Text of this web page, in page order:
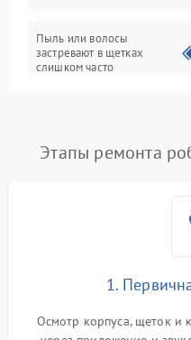
Программные сбои
Пыль или волосы
застревают в щетках
слишком часто
Этапы ремонта
1.
Осмотр корпуса, щеток и